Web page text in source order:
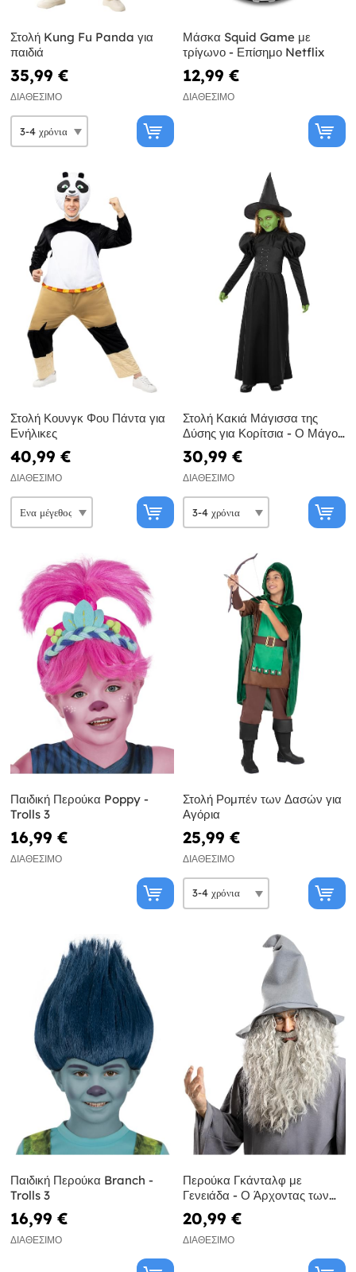
Στολή Kung Fu Panda για
παιδιά
35,99 €
ΔΙΑΘΈΣΙΜΟ
Μάσκα Squid Game με
τρίγωνο - Επίσημο Netflix
12,99 €
ΔΙΑΘΈΣΙΜΟ
Στολή Κουνγκ Φου Πάντα για
Ενήλικες
40,99 €
ΔΙΑΘΈΣΙΜΟ
Στολή Κακιά Μάγισσα της
Δύσης για Κορίτσια - Ο Μάγος
του Οζ
30,99 €
ΔΙΑΘΈΣΙΜΟ
Παιδική Περούκα Poppy -
Trolls 3
16,99 €
ΔΙΑΘΈΣΙΜΟ
Στολή Ρομπέν των Δασών για
Αγόρια
25,99 €
ΔΙΑΘΈΣΙΜΟ
Παιδική Περούκα Branch -
Trolls 3
16,99 €
ΔΙΑΘΈΣΙΜΟ
Περούκα Γκάνταλφ με
Γενειάδα - Ο Άρχοντας των
Δαχτυλιδιών
20,99 €
ΔΙΑΘΈΣΙΜΟ